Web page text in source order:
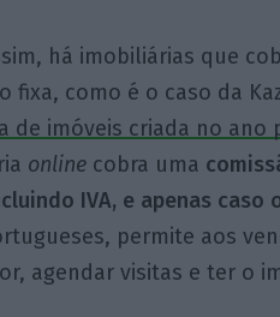
há imobiliárias que
fixa, como é o caso da
de imóveis criada no ano
onlinecobra uma
IVA, e apenas caso
permite aos
agendar visitas e ter o